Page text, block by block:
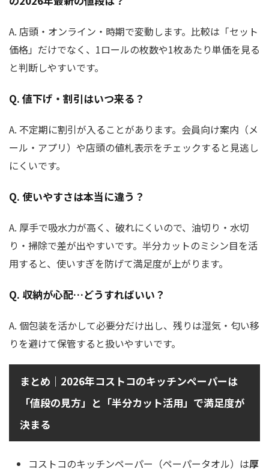
A. 店頭・オンライン・時期で変動します。比較は「セット
価格」だけでなく、1ロールの枚数や1枚あたり単価を見る
と判断しやすいです。
Q. 値下げ・割引はいつ来る？
A. 不定期に割引が入ることがあります。会員向け案内（メ
ール・アプリ）や店頭の値札表示をチェックすると見逃し
にくいです。
Q. 使いやすさは本当に違う？
A. 厚手で吸水力が高く、破れにくいので、油切り・水切
り・掃除で差が出やすいです。半分カットのミシン目を活
用すると、使いすぎを防げて満足度が上がります。
Q. 収納が心配…どうすればいい？
A. 個包装を活かして必要分だけ出し、残りは湿気・匂い移
りを避けて保管すると扱いやすいです。
まとめ｜2026年コストコのキッチンペーパーは
「値段の見方」と「半分カット活用」で満足度が
決まる
コストコのキッチンペーパー（ペーパータオル）は厚